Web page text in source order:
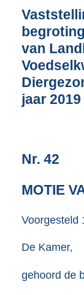
van
jaar 2019
Nr. 42
MOTIE
Voorgesteld
De Kamer,
gehoord de